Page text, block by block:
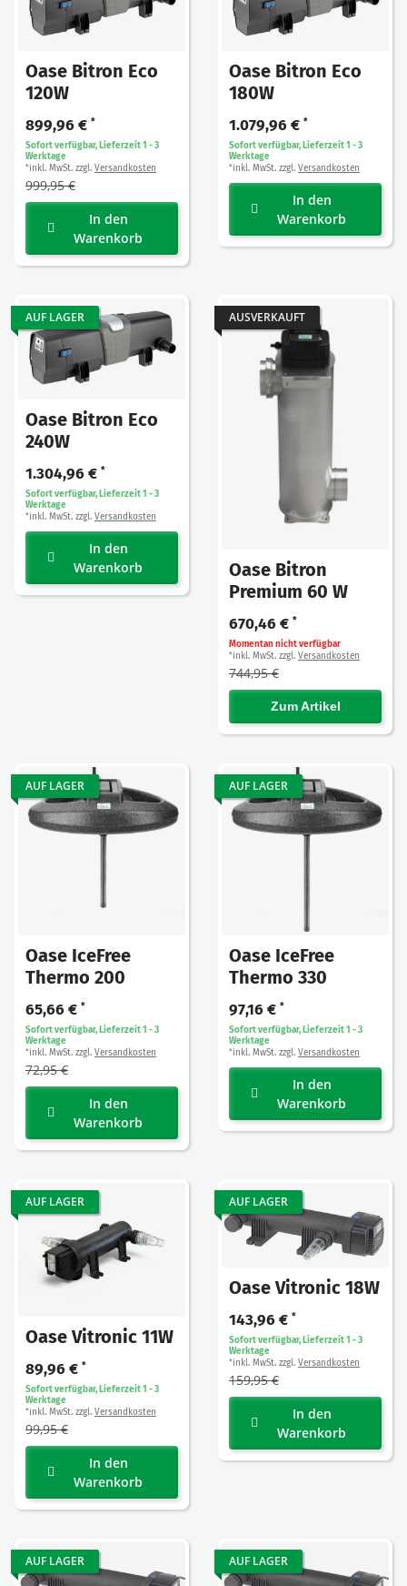
Oase Bitron Eco
120W
899,96 € *
Sofort verfügbar, Lieferzeit 1 - 3
Werktage
*inkl. MwSt. zzgl. Versandkosten
999,95 €
In den
Warenkorb
Oase Bitron Eco
180W
1.079,96 € *
Sofort verfügbar, Lieferzeit 1 - 3
Werktage
*inkl. MwSt. zzgl. Versandkosten
In den
Warenkorb
AUF LAGER
Oase Bitron Eco
240W
1.304,96 € *
Sofort verfügbar, Lieferzeit 1 - 3
Werktage
*inkl. MwSt. zzgl. Versandkosten
In den
Warenkorb
AUSVERKAUFT
Oase Bitron
Premium 60 W
670,46 € *
Momentan nicht verfügbar
*inkl. MwSt. zzgl. Versandkosten
744,95 €
Zum Artikel
AUF LAGER
Oase IceFree
Thermo 200
65,66 € *
Sofort verfügbar, Lieferzeit 1 - 3
Werktage
*inkl. MwSt. zzgl. Versandkosten
72,95 €
In den
Warenkorb
AUF LAGER
Oase IceFree
Thermo 330
97,16 € *
Sofort verfügbar, Lieferzeit 1 - 3
Werktage
*inkl. MwSt. zzgl. Versandkosten
In den
Warenkorb
AUF LAGER
Oase Vitronic 11W
89,96 € *
Sofort verfügbar, Lieferzeit 1 - 3
Werktage
*inkl. MwSt. zzgl. Versandkosten
99,95 €
In den
Warenkorb
AUF LAGER
Oase Vitronic 18W
143,96 € *
Sofort verfügbar, Lieferzeit 1 - 3
Werktage
*inkl. MwSt. zzgl. Versandkosten
159,95 €
In den
Warenkorb
AUF LAGER AUF LAGER